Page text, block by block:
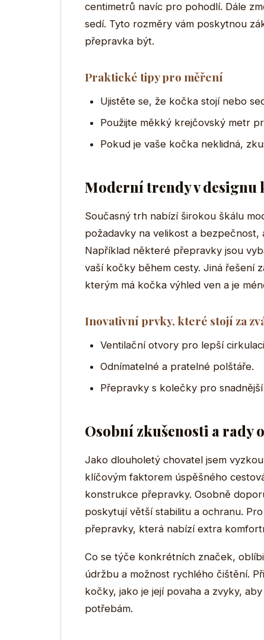
centimetrů navíc pro pohodlí. Dále
sedí. Tyto rozměry vám poskytnou
přepravka být.
Praktické tipy pro měření
Ujistěte se, že kočka stojí nebo
Použijte měkký krejčovský metr
Pokud je vaše kočka neklidná,
Moderní trendy v designu
Současný trh nabízí širokou škálu
požadavky na velikost a
Například některé přepravky jsou
vaší kočky během cesty. Jiná řešení
kterým má kočka výhled ven a je
Inovativní prvky, které stojí za
Ventilační otvory pro lepší
Odnímatelné a pratelné polštáře.
Přepravky s kolečky pro snadnější
Osobní zkušenosti a rady
Jako dlouholetý chovatel jsem
klíčovým faktorem úspěšného
konstrukce přepravky. Osobně
poskytují větší stabilitu a ochranu.
přepravky, která nabízí extra
Co se týče konkrétních značek,
údržbu a možnost rychlého čištění.
kočky, jako je její povaha a zvyky,
potřebám.